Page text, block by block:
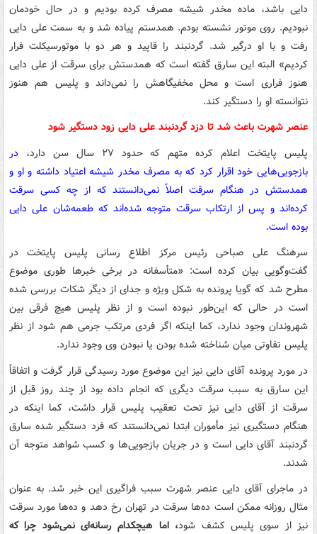
دایی باشد، ماده مخدر شیشه مصرف کرده بودیم و در حال خودمان
نبودیم. روی موتور نشسته بودم. همدستم پیاده شد و به سمت علی دایی
رفت و با او درگیر شد. گردنبند را قاپید و هر دو با موتورسیکلت فرار
کردیم» البته این سارق گفته است که همدستش برای سرقت از علی دایی
هنوز فراری است و محل مخفیگاهش را نمی‌داند و پلیس هم هنوز
نتوانسته او را دستگیر کند.
عنصر شهرت باعث شد تا دزد گردنبند علی دایی زود دستگیر شود
پلیس پایتخت اعلام کرده متهم که حدود ۲۷ سال سن دارد،
در
بازجویی‌هایی خود اقرار کرد که به مصرف مخدر شیشه اعتیاد داشته و او و
همدستش در هنگام سرقت اصلاً نمی‌دانستند که از چه کسی سرقت
کرده‌اند و پس از ارتکاب سرقت متوجه شده‌اند که طعمه‌شان علی دایی
بوده است.
سرهنگ علی صباحی رئیس مرکز اطلاع رسانی پلیس پایتخت در
گفت‌وگویی بیان کرده است: «متأسفانه در برخی خبرها طوری موضوع
مطرح شد که گویا پرونده به شکل ویژه و جدای از دیگر شکات بررسی شده
است در حالی که این‌طور نبوده است و از نظر پلیس هیچ فرقی بین
شهروندان وجود ندارد، کما اینکه اگر فردی مرتکب جرمی هم شود از نظر
پلیس تفاوتی میان شناخته شده بودن یا نبودن وی وجود ندارد.
در مورد پرونده آقای دایی نیز این موضوع مورد رسیدگی قرار گرفت و اتفاقاً
این سارق به سبب سرقت دیگری که انجام داده بود از چند روز قبل از
سرقت از آقای دایی نیز تحت تعقیب پلیس قرار داشت، کما اینکه در
هنگام دستگیری نیز مأموران ابتدا نمی‌دانستند که فرد دستگیر شده سارق
گردنبند آقای دایی است و در جریان بازجویی‌ها و کسب شواهد متوجه آن
شدند.
در ماجرای آقای دایی عنصر شهرت سبب فراگیری این خبر شد. به عنوان
مثال روزانه ممکن است ده‌ها سرقت در تهران رخ دهد و ده‌ها مورد سرقت
نیز از سوی پلیس کشف شود، اما هیچکدام رسانه‌ای نمی‌شود چرا که